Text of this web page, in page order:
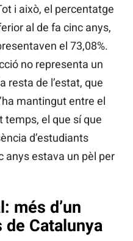
i això, el percentatge
al de fa cinc anys,
el 73,08%.
no representa un
resta de l’estat, que
mantingut entre el
temps, el que sí que
d’estudiants
anys estava un pèl per
més d’un
de Catalunya